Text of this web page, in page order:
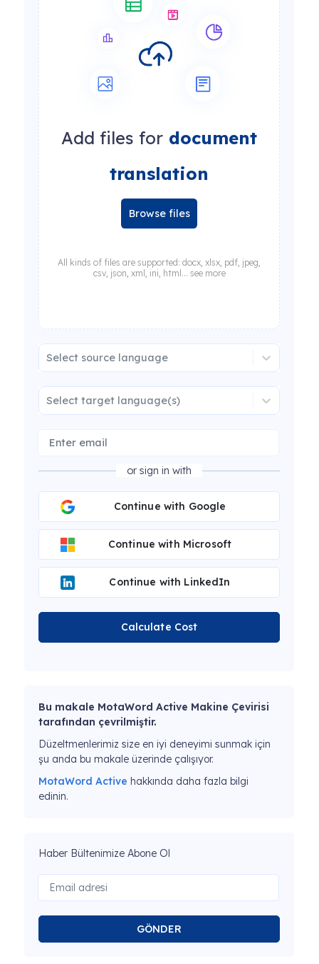
Add files for document
translation
Browse files
All kinds of files are supported: docx, xlsx, pdf, jpeg,
csv, json, xml, ini, html... see more
Select source language
Select target language(s)
or sign in with
Continue with Google
Continue with Microsoft
Continue with LinkedIn
Calculate Cost
Bu makale MotaWord Active Makine Çevirisi
tarafından çevrilmiştir.
Düzeltmenlerimiz size en iyi deneyimi sunmak için
şu anda bu makale üzerinde çalışıyor.
MotaWord Active hakkında daha fazla bilgi
edinin.
Haber Bültenimize Abone Ol
GÖNDER